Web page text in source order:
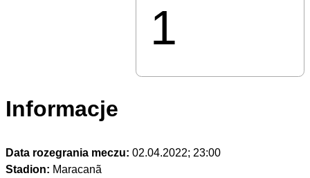
1
Informacje
Data rozegrania meczu: 02.04.2022; 23:00
Stadion: Maracanã